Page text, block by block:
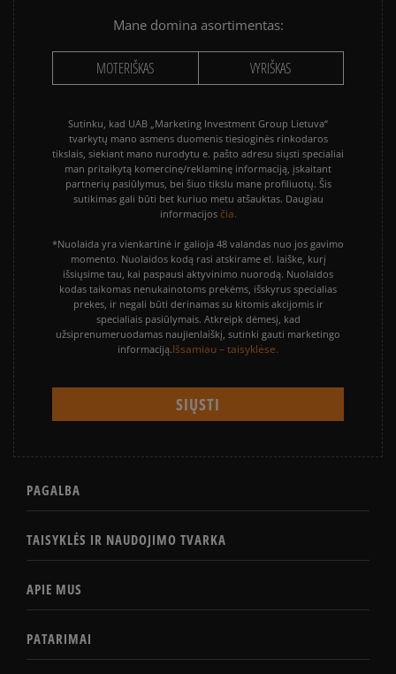
Mane domina asortimentas:
MOTERIŠKAS VYRIŠKAS
Sutinku, kad UAB „Marketing Investment Group Lietuva“
tvarkytų mano asmens duomenis tiesioginės rinkodaros
tikslais, siekiant mano nurodytu e. pašto adresu siųsti specialiai
man pritaikytą komercinę/reklaminę informaciją, įskaitant
partnerių pasiūlymus, bei šiuo tikslu mane profiliuotų. Šis
sutikimas gali būti bet kuriuo metu atšauktas. Daugiau
informacijos čia.
*Nuolaida yra vienkartinė ir galioja 48 valandas nuo jos gavimo
momento. Nuolaidos kodą rasi atskirame el. laiške, kurį
išsiųsime tau, kai paspausi aktyvinimo nuorodą. Nuolaidos
kodas taikomas nenukainotoms prekėms, išskyrus specialias
prekes, ir negali būti derinamas su kitomis akcijomis ir
specialiais pasiūlymais. Atkreipk dėmesį, kad
užsiprenumeruodamas naujienlaiškį, sutinki gauti marketingo
informaciją.Išsamiau – taisyklėse.
PAGALBA
TAISYKLĖS IR NAUDOJIMO TVARKA
APIE MUS
PATARIMAI